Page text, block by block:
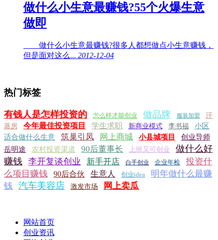
做什么小生意最赚钱?55个火爆生意
做即
做什么小生意最赚钱?很多人都想做点小生意赚钱，
但是面对这么... 2012-12-04
热门标签
有钱人是怎样投资的 怎么样才能创业 做品牌 服装加盟
汗
蒸房
今年最佳投资项目 学生求职 新商业模式 李书福
小区
适合做什么生意
筑巢引凤 网上商城 小县城项目
创业导师
岳明途
农村投资渠道 90后董事长 上班又可创业
做什么好
赚钱
李开复谈创业 新手开店 白手创业 企业年检
投资什
么项目赚钱
90后合伙 生意人 创业idea
明年做什么最赚
钱
汽车美容店 激发市场 网上卖瓜
网站首页
创业资讯